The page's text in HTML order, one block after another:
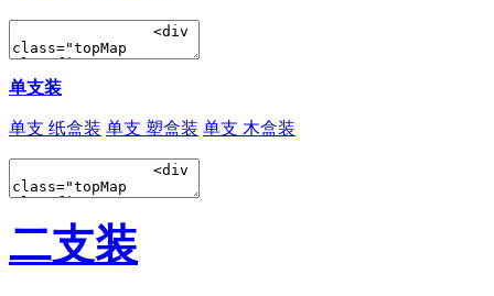
单支装
单支 纸盒装 单支 塑盒装 单支 木盒装
二支装